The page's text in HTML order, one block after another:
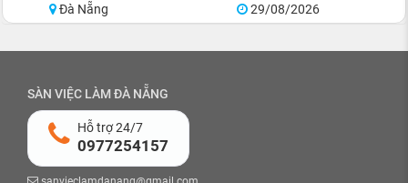
Đà Nẵng
29/08/2026
SÀN VIỆC LÀM ĐÀ NẴNG
Hỗ trợ 24/7
0977254157